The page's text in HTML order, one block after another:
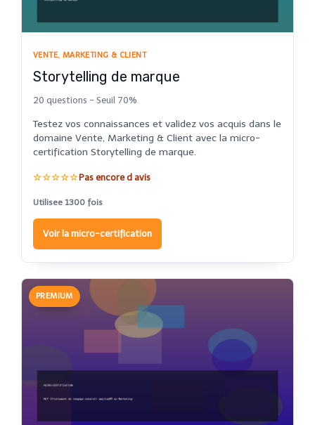
VENTE, MARKETING & CLIENT
Storytelling de marque
20 questions - Seuil 70%
Testez vos connaissances et validez vos acquis dans le
domaine Vente, Marketing & Client avec la micro-
certification Storytelling de marque.
☆☆☆☆☆Pas encore d avis
Utilisee 1300 fois
Voir la micro-certification
PREMIUM